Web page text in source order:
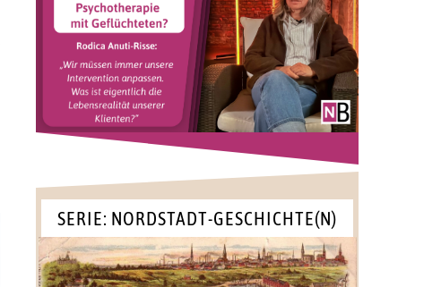
SERIE: NORDSTADT-GESCHICHTE(N)